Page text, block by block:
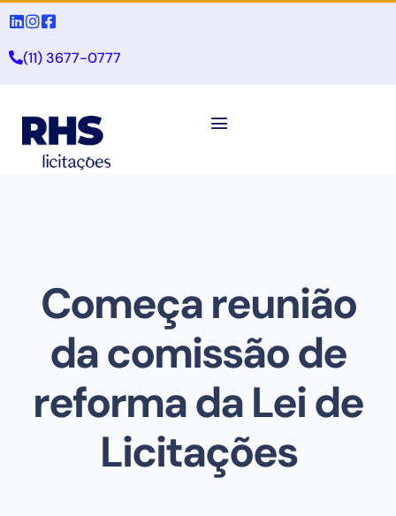
(11) 3677-0777
Começa reunião
da comissão de
reforma da Lei de
Licitações